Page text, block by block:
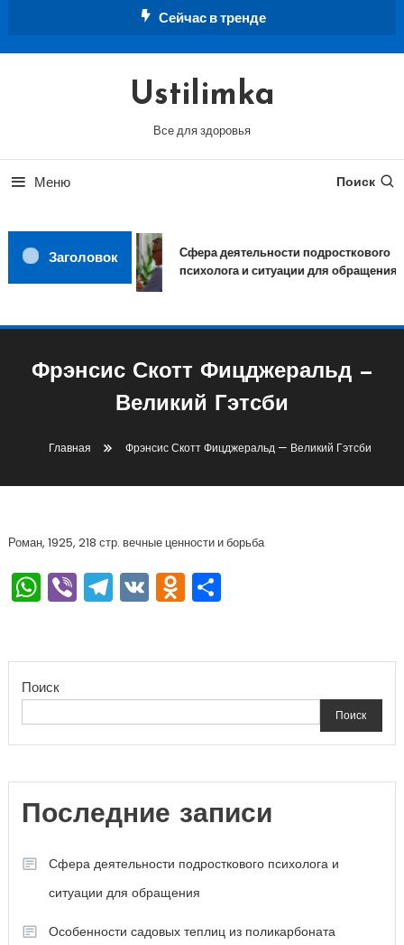
Сейчас в тренде
Ustilimka
Все для здоровья
Меню Поиск
Заголовок
Сфера деятельности подросткового
психолога и ситуации для обращения
Фрэнсис Скотт Фицджеральд —
Великий Гэтсби
Главная Фрэнсис Скотт Фицджеральд — Великий Гэтсби
Роман, 1925, 218 стр. вечные ценности и борьба
WhatsApp
ViberTelegram
VKOdnoklassniki
Отправить
Поиск
Поиск
Последние записи
Сфера деятельности подросткового психолога и
ситуации для обращения
Особенности садовых теплиц из поликарбоната